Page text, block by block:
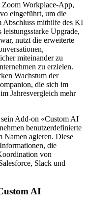
Workplace-App,
eingeführt, um die
Abschluss mithilfe des KI
leistungsstarke Upgrade,
nutzt die erweiterte
miteinander zu
zu erzielen.
Wachstum der
die sich im
Jahresvergleich mehr
Add-on «Custom AI
benutzerdefinierte
Namen agieren. Diese
die
von
Slack und
AI